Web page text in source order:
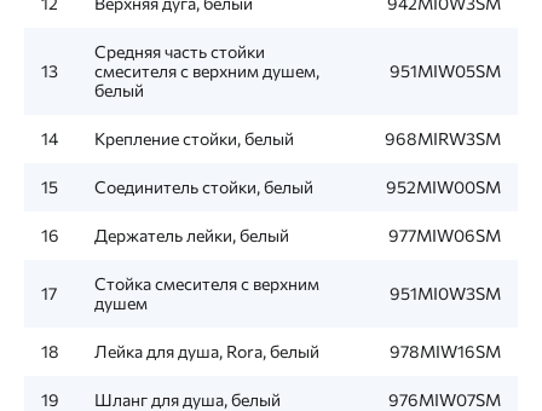
13
Средняя часть стойки
смесителя с верхним душем,
белый
951MIW05SM
14 Крепление стойки, белый 968MIRW3SM
15 Соединитель стойки, белый 952MIW00SM
16 Держатель лейки, белый 977MIW06SM
17
Стойка смесителя с верхним
душем
951MI0W3SM
18 Лейка для душа, Rora, белый 978MIW16SM
19 Шланг для душа, белый 976MIW07SM